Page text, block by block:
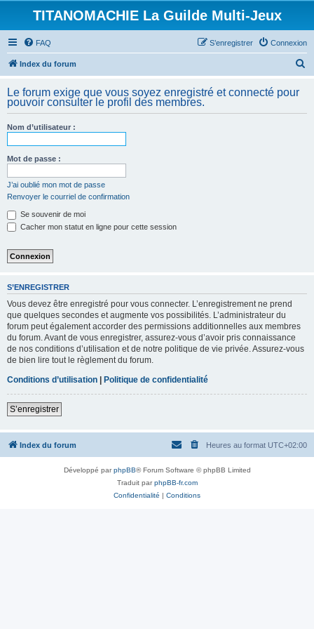
TITANOMACHIE La Guilde Multi-Jeux
FAQ Connexion
S’enregistrer
Index du forum
h
Le forum exige que vous soyez enregistré et connecté pour
pouvoir consulter le profil des membres.
Nom d’utilisateur :
Mot de passe :
J’ai oublié mon mot de passe
Renvoyer le courriel de confirmation
Se souvenir de moi
Cacher mon statut en ligne pour cette session
S’ENREGISTRER
Vous devez être enregistré pour vous connecter. L’enregistrement ne prend
que quelques secondes et augmente vos possibilités. L’administrateur du
forum peut également accorder des permissions additionnelles aux membres
du forum. Avant de vous enregistrer, assurez-vous d’avoir pris connaissance
de nos conditions d’utilisation et de notre politique de vie privée. Assurez-vous
de bien lire tout le règlement du forum.
Conditions d’utilisation | Politique de confidentialité
S’enregistrer
Index du forum Heures au format UTC+02:00
Développé parphpBB® Forum Software © phpBB Limited
Traduit parphpBB-fr.com
Confidentialité | Conditions